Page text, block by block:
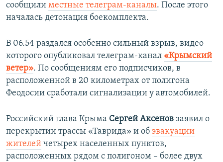
сообщили местные телеграм-каналы. После этого
началась детонация боекомплекта.
В 06.54 раздался особенно сильный взрыв, видео
которого опубликовал телеграм-канал «Крымский
ветер». По сообщениям его подписчиков, в
расположенной в 20 километрах от полигона
Феодосии сработали сигнализации у автомобилей.
Российский глава Крыма Сергей Аксенов заявил о
перекрытии трассы «Таврида» и об эвакуации
жителей четырех населенных пунктов,
расположенных рядом с полигоном – более двух